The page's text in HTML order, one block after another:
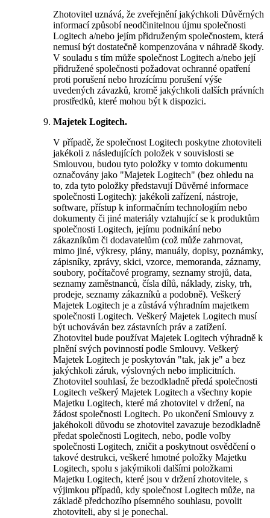
Zhotovitel uznává, že zveřejnění jakýchkoli Důvěrných
informací způsobí neodčinitelnou újmu společnosti
Logitech a/nebo jejím přidruženým společnostem, která
nemusí být dostatečně kompenzována v náhradě škody.
V souladu s tím může společnost Logitech a/nebo její
přidružené společnosti požadovat ochranné opatření
proti porušení nebo hrozícímu porušení výše
uvedených závazků, kromě jakýchkoli dalších právních
prostředků, které mohou být k dispozici.
Majetek Logitech.
V případě, že společnost Logitech poskytne zhotoviteli
jakékoli z následujících položek v souvislosti se
Smlouvou, budou tyto položky v tomto dokumentu
označovány jako "Majetek Logitech" (bez ohledu na
to, zda tyto položky představují Důvěrné informace
společnosti Logitech): jakékoli zařízení, nástroje,
software, přístup k informačním technologiím nebo
dokumenty či jiné materiály vztahující se k produktům
společnosti Logitech, jejímu podnikání nebo
zákazníkům či dodavatelům (což může zahrnovat,
mimo jiné, výkresy, plány, manuály, dopisy, poznámky,
zápisníky, zprávy, skici, vzorce, memoranda, záznamy,
soubory, počítačové programy, seznamy strojů, data,
seznamy zaměstnanců, čísla dílů, náklady, zisky, trh,
prodeje, seznamy zákazníků a podobně). Veškerý
Majetek Logitech je a zůstává výhradním majetkem
společnosti Logitech. Veškerý Majetek Logitech musí
být uchováván bez zástavních práv a zatížení.
Zhotovitel bude používat Majetek Logitech výhradně k
plnění svých povinností podle Smlouvy. Veškerý
Majetek Logitech je poskytován "tak, jak je" a bez
jakýchkoli záruk, výslovných nebo implicitních.
Zhotovitel souhlasí, že bezodkladně předá společnosti
Logitech veškerý Majetek Logitech a všechny kopie
Majetku Logitech, které má zhotovitel v držení, na
žádost společnosti Logitech. Po ukončení Smlouvy z
jakéhokoli důvodu se zhotovitel zavazuje bezodkladně
předat společnosti Logitech, nebo, podle volby
společnosti Logitech, zničit a poskytnout osvědčení o
takové destrukci, veškeré hmotné položky Majetku
Logitech, spolu s jakýmikoli dalšími položkami
Majetku Logitech, které jsou v držení zhotovitele, s
výjimkou případů, kdy společnost Logitech může, na
základě předchozího písemného souhlasu, povolit
zhotoviteli, aby si je ponechal.